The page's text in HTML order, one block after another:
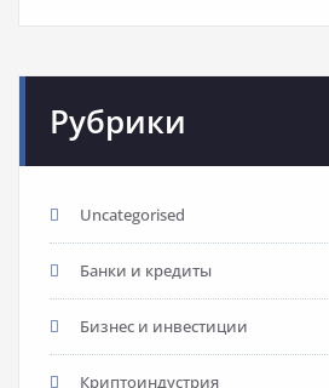
Рубрики
Uncategorised
Банки и кредиты
Бизнес и инвестиции
Криптоиндустрия